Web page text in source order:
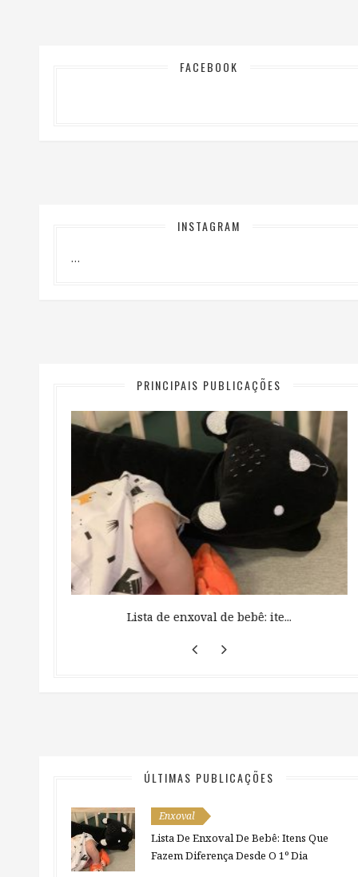
FACEBOOK
INSTAGRAM
…
PRINCIPAIS PUBLICAÇÕES
Lista de enxoval de bebê: ite...
ÚLTIMAS PUBLICAÇÕES
Enxoval
Lista De Enxoval De Bebê: Itens Que
Fazem Diferença Desde O 1º Dia